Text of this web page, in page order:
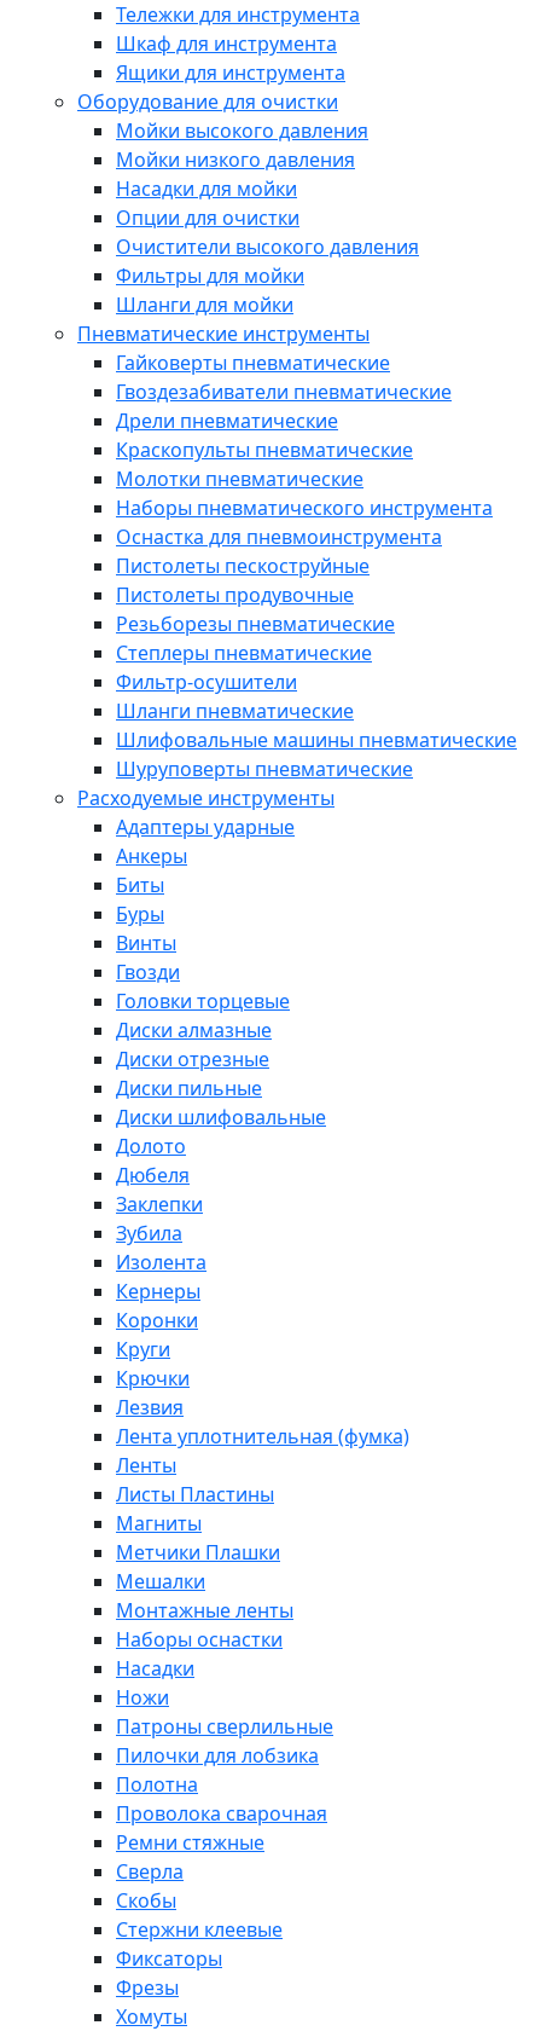
Тележки для инструмента
Шкаф для инструмента
Ящики для инструмента
Оборудование для очистки
Мойки высокого давления
Мойки низкого давления
Насадки для мойки
Опции для очистки
Очистители высокого давления
Фильтры для мойки
Шланги для мойки
Пневматические инструменты
Гайковерты пневматические
Гвоздезабиватели пневматические
Дрели пневматические
Краскопульты пневматические
Молотки пневматические
Наборы пневматического инструмента
Оснастка для пневмоинструмента
Пистолеты пескоструйные
Пистолеты продувочные
Резьборезы пневматические
Степлеры пневматические
Фильтр-осушители
Шланги пневматические
Шлифовальные машины пневматические
Шуруповерты пневматические
Расходуемые инструменты
Адаптеры ударные
Анкеры
Биты
Буры
Винты
Гвозди
Головки торцевые
Диски алмазные
Диски отрезные
Диски пильные
Диски шлифовальные
Долото
Дюбеля
Заклепки
Зубила
Изолента
Кернеры
Коронки
Круги
Крючки
Лезвия
Лента уплотнительная (фумка)
Ленты
Листы Пластины
Магниты
Метчики Плашки
Мешалки
Монтажные ленты
Наборы оснастки
Насадки
Ножи
Патроны сверлильные
Пилочки для лобзика
Полотна
Проволока сварочная
Ремни стяжные
Сверла
Скобы
Стержни клеевые
Фиксаторы
Фрезы
Хомуты